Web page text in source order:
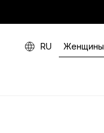
RU Женщины